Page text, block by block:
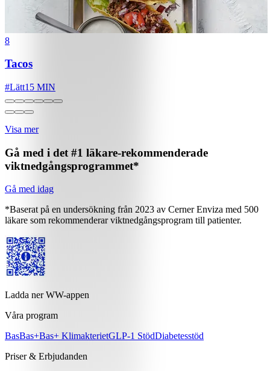
8
Tacos
#Lätt15 MIN
Visa mer
Gå med i det #1 läkare-rekommenderade
viktnedgångsprogrammet*
Gå med idag
*Baserat på en undersökning från 2023 av Cerner Enviza med 500
läkare som rekommenderar viktnedgångsprogram till patienter.
Ladda ner WW-appen
Våra program
BasBas+Bas+ KlimakterietGLP-1 StödDiabetesstöd
Priser & Erbjudanden